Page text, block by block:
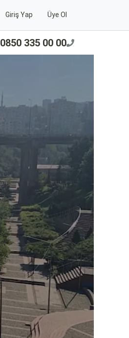
Giriş Yap Üye Ol
0850 335 00 00